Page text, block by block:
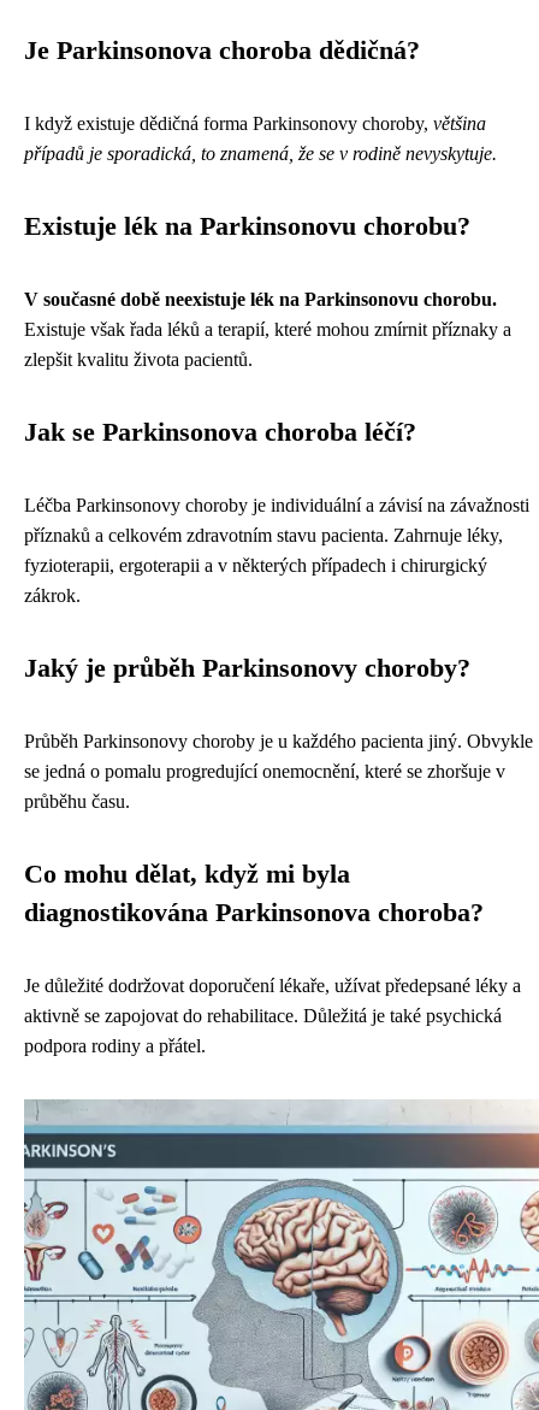
Je Parkinsonova choroba dědičná?
I když existuje dědičná forma Parkinsonovy choroby, většina
případů je sporadická, to znamená, že se v rodině nevyskytuje.
Existuje lék na Parkinsonovu chorobu?
V současné době neexistuje lék na Parkinsonovu chorobu.
Existuje však řada léků a terapií, které mohou zmírnit příznaky a
zlepšit kvalitu života pacientů.
Jak se Parkinsonova choroba léčí?
Léčba Parkinsonovy choroby je individuální a závisí na závažnosti
příznaků a celkovém zdravotním stavu pacienta. Zahrnuje léky,
fyzioterapii, ergoterapii a v některých případech i chirurgický
zákrok.
Jaký je průběh Parkinsonovy choroby?
Průběh Parkinsonovy choroby je u každého pacienta jiný. Obvykle
se jedná o pomalu progredující onemocnění, které se zhoršuje v
průběhu času.
Co mohu dělat, když mi byla
diagnostikována Parkinsonova choroba?
Je důležité dodržovat doporučení lékaře, užívat předepsané léky a
aktivně se zapojovat do rehabilitace. Důležitá je také psychická
podpora rodiny a přátel.